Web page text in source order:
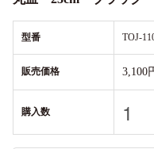
型番 TOJ-
販売価格 3,100
購入数